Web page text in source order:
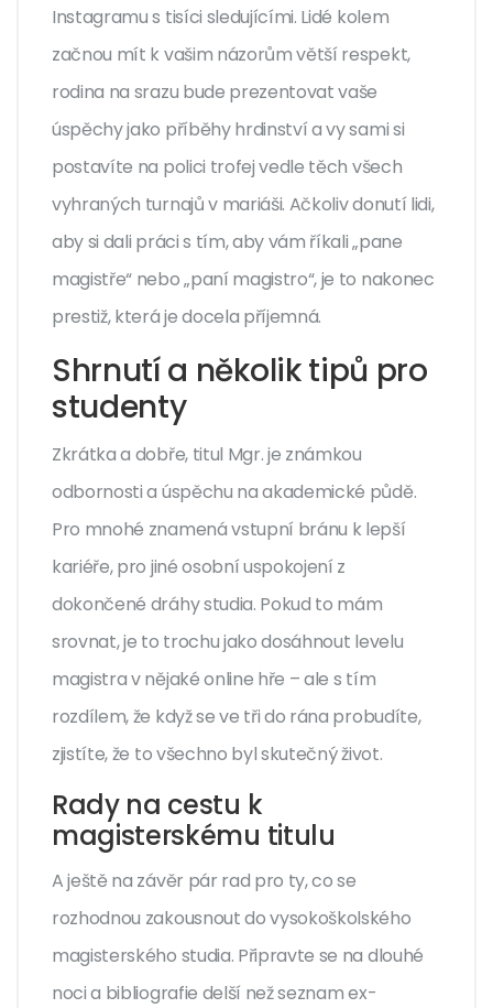
Instagramu s tisíci sledujícími. Lidé kolem
začnou mít k vašim názorům větší respekt,
rodina na srazu bude prezentovat vaše
úspěchy jako příběhy hrdinství a vy sami si
postavíte na polici trofej vedle těch všech
vyhraných turnajů v mariáši. Ačkoliv donutí lidi,
aby si dali práci s tím, aby vám říkali „pane
magistře“ nebo „paní magistro“, je to nakonec
prestiž, která je docela příjemná.
Shrnutí a několik tipů pro
studenty
Zkrátka a dobře, titul Mgr. je známkou
odbornosti a úspěchu na akademické půdě.
Pro mnohé znamená vstupní bránu k lepší
kariéře, pro jiné osobní uspokojení z
dokončené dráhy studia. Pokud to mám
srovnat, je to trochu jako dosáhnout levelu
magistra v nějaké online hře – ale s tím
rozdílem, že když se ve tři do rána probudíte,
zjistíte, že to všechno byl skutečný život.
Rady na cestu k
magisterskému titulu
A ještě na závěr pár rad pro ty, co se
rozhodnou zakousnout do vysokoškolského
magisterského studia. Připravte se na dlouhé
noci a bibliografie delší než seznam ex-